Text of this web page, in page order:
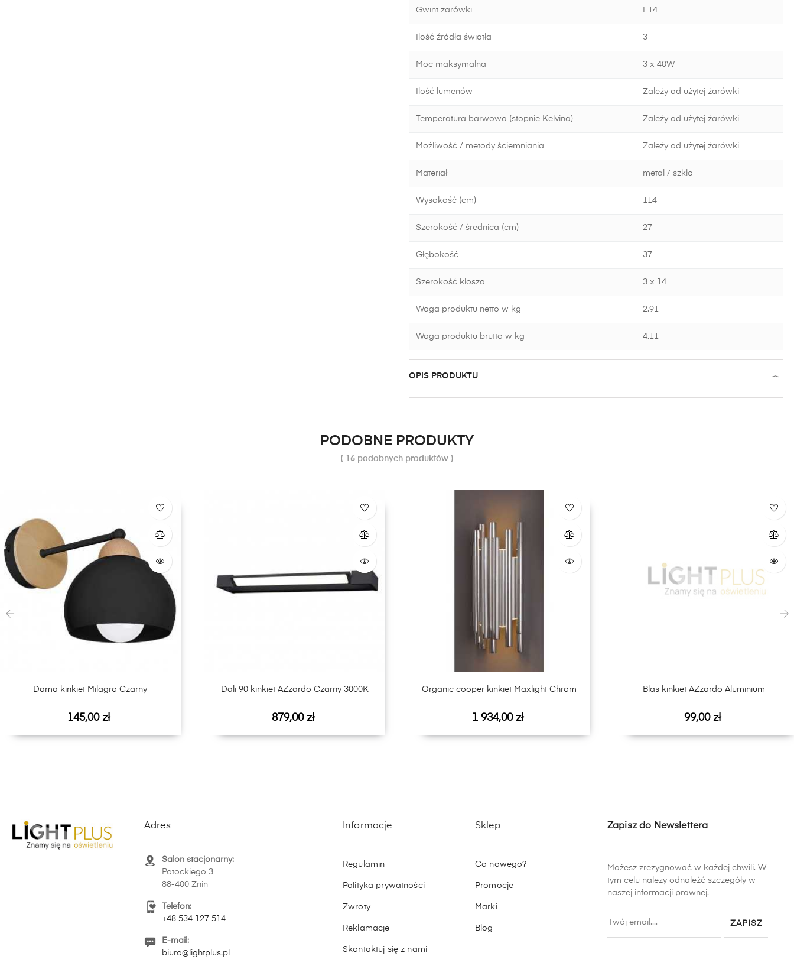
Gwint żarówki E14
Ilość źródła światła 3
Moc maksymalna 3 x 40W
Ilość lumenów Zależy od użytej żarówki
Temperatura barwowa (stopnie Kelvina) Zależy od użytej żarówki
Możliwość / metody ściemniania Zależy od użytej żarówki
Materiał metal / szkło
Wysokość (cm) 114
Szerokość / średnica (cm) 27
Głębokość 37
Szerokość klosza 3 x 14
Waga produktu netto w kg 2.91
Waga produktu brutto w kg 4.11
OPIS PRODUKTU
PODOBNE PRODUKTY
( 16 podobnych produktów )
Dama kinkiet Milagro Czarny
Cena
145,00 zł
Dali 90 kinkiet AZzardo Czarny 3000K
Cena
879,00 zł
Organic cooper kinkiet Maxlight Chrom
Cena
1 934,00 zł
Blas kinkiet AZzardo Aluminium
Cena
99,00 zł
Adres
Salon stacjonarny:
Potockiego 3
88-400 Żnin
Telefon:
+48 534 127 514
E-mail:
biuro@lightplus.pl
Informacje
Regulamin
Polityka prywatności
Zwroty
Reklamacje
Skontaktuj się z nami
Sklep
Co nowego?
Promocje
Marki
Blog
Zapisz do Newslettera
Możesz zrezygnować w każdej chwili. W
tym celu należy odnaleźć szczegóły w
naszej informacji prawnej.
ZAPISZ